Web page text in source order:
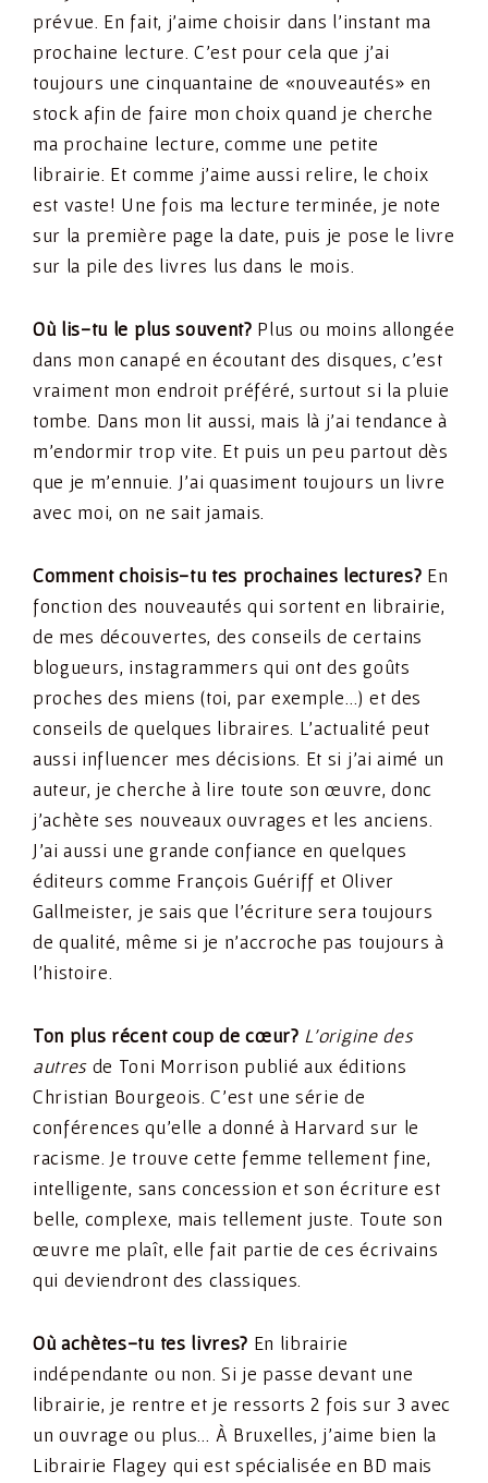
prévue. En fait, j’aime choisir dans l’instant ma
prochaine lecture. C’est pour cela que j’ai
toujours une cinquantaine de «nouveautés» en
stock afin de faire mon choix quand je cherche
ma prochaine lecture, comme une petite
librairie. Et comme j’aime aussi relire, le choix
est vaste! Une fois ma lecture terminée, je note
sur la première page la date, puis je pose le livre
sur la pile des livres lus dans le mois.
Où lis-tu le plus souvent? Plus ou moins allongée
dans mon canapé en écoutant des disques, c’est
vraiment mon endroit préféré, surtout si la pluie
tombe. Dans mon lit aussi, mais là j’ai tendance à
m’endormir trop vite. Et puis un peu partout dès
que je m’ennuie. J’ai quasiment toujours un livre
avec moi, on ne sait jamais.
Comment choisis-tu tes prochaines lectures? En
fonction des nouveautés qui sortent en librairie,
de mes découvertes, des conseils de certains
blogueurs, instagrammers qui ont des goûts
proches des miens (toi, par exemple…) et des
conseils de quelques libraires. L’actualité peut
aussi influencer mes décisions. Et si j’ai aimé un
auteur, je cherche à lire toute son œuvre, donc
j’achète ses nouveaux ouvrages et les anciens.
J’ai aussi une grande confiance en quelques
éditeurs comme François Guériff et Oliver
Gallmeister, je sais que l’écriture sera toujours
de qualité, même si je n’accroche pas toujours à
l’histoire.
Ton plus récent coup de cœur? L’origine des
autres de Toni Morrison publié aux éditions
Christian Bourgeois. C’est une série de
conférences qu’elle a donné à Harvard sur le
racisme. Je trouve cette femme tellement fine,
intelligente, sans concession et son écriture est
belle, complexe, mais tellement juste. Toute son
œuvre me plaît, elle fait partie de ces écrivains
qui deviendront des classiques.
Où achètes-tu tes livres? En librairie
indépendante ou non. Si je passe devant une
librairie, je rentre et je ressorts 2 fois sur 3 avec
un ouvrage ou plus… À Bruxelles, j’aime bien la
Librairie Flagey qui est spécialisée en BD mais